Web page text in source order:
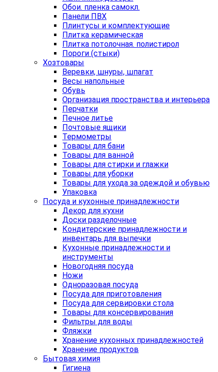
Обои. пленка самокл.
Панели ПВХ
Плинтусы и комплектующие
Плитка керамическая
Плитка потолочная. полистирол
Пороги (стыки)
Хозтовары
Веревки, шнуры, шпагат
Весы напольные
Обувь
Организация пространства и интерьера
Перчатки
Печное литье
Почтовые ящики
Термометры
Товары для бани
Товары для ванной
Товары для стирки и глажки
Товары для уборки
Товары для ухода за одеждой и обувью
Упаковка
Посуда и кухонные принадлежности
Декор для кухни
Доски разделочные
Кондитерские принадлежности и
инвентарь для выпечки
Кухонные принадлежности и
инструменты
Новогодняя посуда
Ножи
Одноразовая посуда
Посуда для приготовления
Посуда для сервировки стола
Товары для консервирования
Фильтры для воды
Фляжки
Хранение кухонных принадлежностей
Хранение продуктов
Бытовая химия
Гигиена